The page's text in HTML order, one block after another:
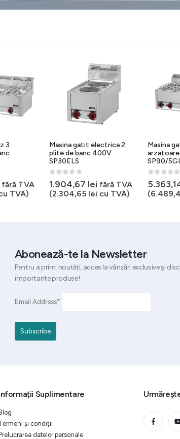
3
fără TVA
TVA)
Masina gatit electrica 2
plite de banc 400V
SP30ELS
0 out of 5
1.904,67 lei fără TVA
(2.304,65 lei cu TVA)
Masina
SP90/
0out of 5
(
Abonează-te la Newsletter
Pentru a primi noutăți, acces la vânzări exclusive și
importante produse!
Email Address*
Suplimentare
Blog
și condiții
Prelucrarea datelor personale